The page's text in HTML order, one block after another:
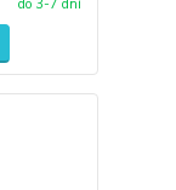
do 3-7 dní